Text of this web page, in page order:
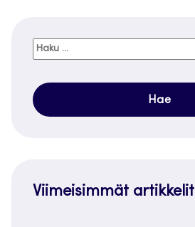
Haku:
Viimeisimmät artikkelit